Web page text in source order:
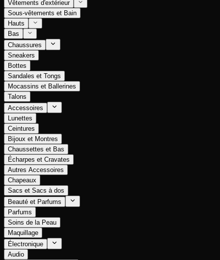
Vêtements d'extérieur
Sous-vêtements et Bain
Hauts
Bas
Chaussures
Sneakers
Bottes
Sandales et Tongs
Mocassins et Ballerines
Talons
Accessoires
Lunettes
Ceintures
Bijoux et Montres
Chaussettes et Bas
Écharpes et Cravates
Autres Accessoires
Chapeaux
Sacs et Sacs à dos
Beauté et Parfums
Parfums
Soins de la Peau
Maquillage
Électronique
Audio